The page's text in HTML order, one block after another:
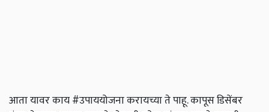
आता यावर काय #उपाययोजना करायच्या ते पाहू. कापूस डिसेंबर